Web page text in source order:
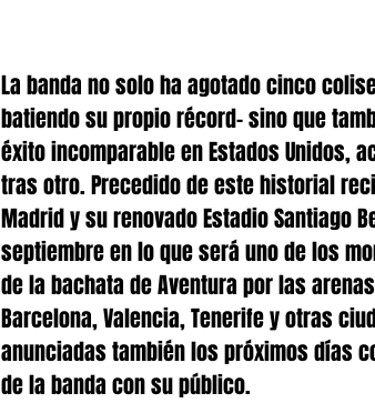
La banda no solo ha agotado cinco
batiendo su propio récord- sino que
éxito incomparable en Estados Unidos,
tras otro. Precedido de este historial
Madrid y su renovado Estadio Santiago
septiembre en lo que será uno de los
de la bachata de Aventura por las
Barcelona, Valencia, Tenerife y otras
anunciadas también los próximos días
de la banda con su público.